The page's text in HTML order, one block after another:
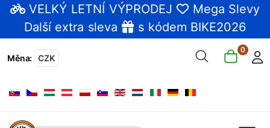
VELKÝ LETNÍ VÝPRODEJ
Mega Slevy
Další extra sleva
s kódem BIKE2026
Měna: CZK
0
Zvolte jazyk